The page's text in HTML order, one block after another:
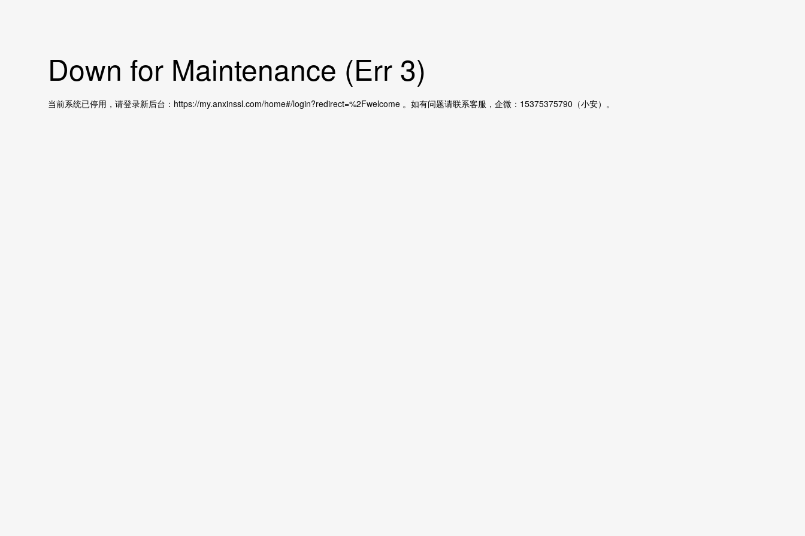
Down for Maintenance (Err 3)
当前系统已停用，请登录新后台：https://my.anxinssl.com/home#/login?redirect=%2Fwelcome 。如有问题请联系客服，企微：15375375790（小安）。